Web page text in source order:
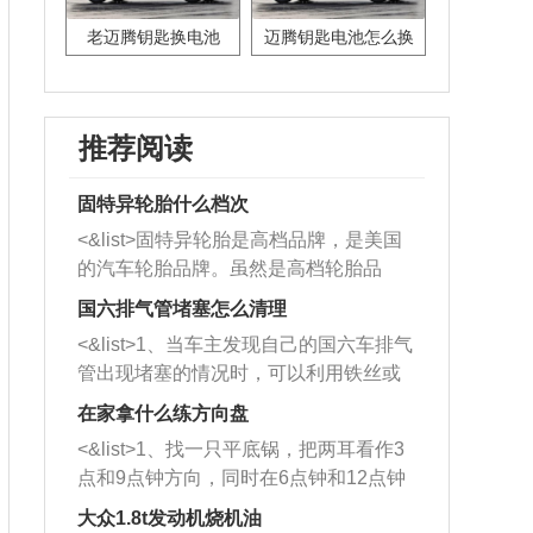
老迈腾钥匙换电池 迈腾钥匙电池怎么换
推荐阅读
固特异轮胎什么档次
<&list>固特异轮胎是高档品牌，是美国
的汽车轮胎品牌。虽然是高档轮胎品
牌，但是中高低端的轮胎都有生产，这
也是为了更好的开拓市场。
国六排气管堵塞怎么清理
<&list>1、当车主发现自己的国六车排气
管出现堵塞的情况时，可以利用铁丝或
者是细棍，直接将杂物给取出来，如果
堵塞情况比较严重，也可以采取应急措
施。 <&list>2、直接利用木棍将所有的
杂物推到排气管里面的位置处，然后将
三元催化器拆解开，就可以将堵塞的东
在家拿什么练方向盘
<&list>1、找一只平底锅，把两耳看作3
点和9点钟方向，同时在6点钟和12点钟
方向做一个标记。 <&list>2、双手握住
大众1.8t发动机烧机油